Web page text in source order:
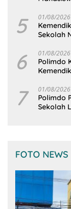
5 01/08/2026
Sekolah
6 01/08/2026
Polimdo
7 01/08/2026
Polimdo
Sekolah
FOTO NEWS